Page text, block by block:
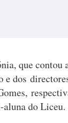
que contou
e dos
aluna do Liceu.